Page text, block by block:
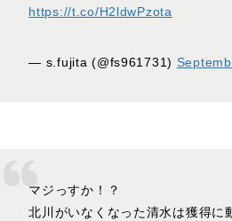
https://t.co/H2ldwPzota
— s.fujita (@fs961731)
マジっすか！？
北川がいなくなった清水は獲得に